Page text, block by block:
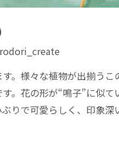
。様々な植物が出揃う
。花の形が“鳴子”に似
りで可愛らしく、印象